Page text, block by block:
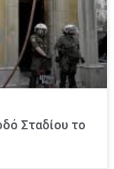
Σταδίου το